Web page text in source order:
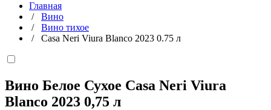
Главная
/ Вино
/ Вино тихое
/ Casa Neri Viura Blanco 2023 0.75 л
Вино Белое Сухое Casa Neri Viura
Blanco 2023 0,75 л